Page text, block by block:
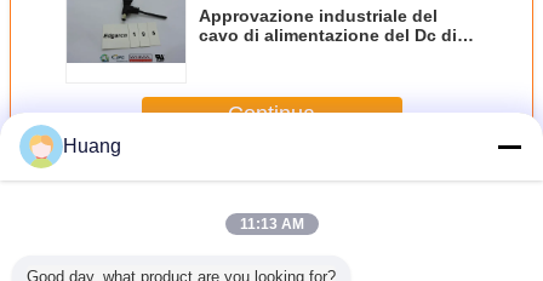
Approvazione industriale del
cavo di alimentazione del Dc di
stampaggio ad iniezione
Continua
PiùCablaggio industriale del cavo
Huang
11:13 AM
Good day, what product are you looking for?